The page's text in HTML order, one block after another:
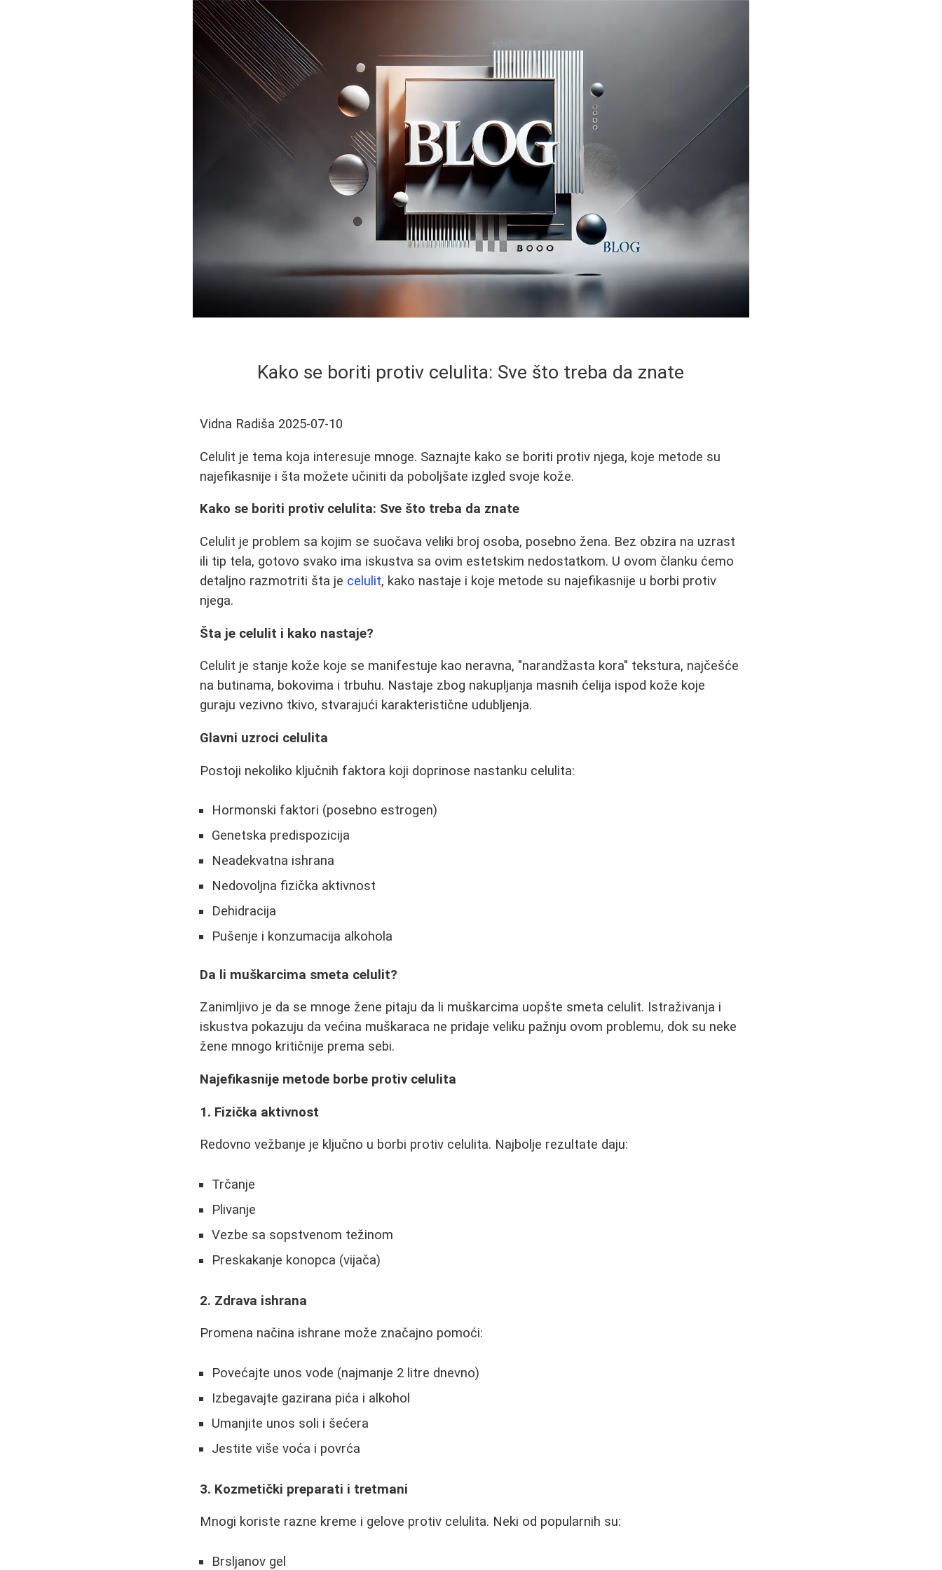
Kako se boriti protiv celulita: Sve što treba da znate
Vidna Radiša 2025-07-10
Celulit je tema koja interesuje mnoge. Saznajte kako se boriti protiv njega, koje metode su
najefikasnije i šta možete učiniti da poboljšate izgled svoje kože.
Kako se boriti protiv celulita: Sve što treba da znate
Celulit je problem sa kojim se suočava veliki broj osoba, posebno žena. Bez obzira na uzrast
ili tip tela, gotovo svako ima iskustva sa ovim estetskim nedostatkom. U ovom članku ćemo
detaljno razmotriti šta je celulit, kako nastaje i koje metode su najefikasnije u borbi protiv
njega.
Šta je celulit i kako nastaje?
Celulit je stanje kože koje se manifestuje kao neravna, "narandžasta kora" tekstura, najčešće
na butinama, bokovima i trbuhu. Nastaje zbog nakupljanja masnih ćelija ispod kože koje
guraju vezivno tkivo, stvarajući karakteristične udubljenja.
Glavni uzroci celulita
Postoji nekoliko ključnih faktora koji doprinose nastanku celulita:
Hormonski faktori (posebno estrogen)
Genetska predispozicija
Neadekvatna ishrana
Nedovoljna fizička aktivnost
Dehidracija
Pušenje i konzumacija alkohola
Da li muškarcima smeta celulit?
Zanimljivo je da se mnoge žene pitaju da li muškarcima uopšte smeta celulit. Istraživanja i
iskustva pokazuju da većina muškaraca ne pridaje veliku pažnju ovom problemu, dok su neke
žene mnogo kritičnije prema sebi.
Najefikasnije metode borbe protiv celulita
1. Fizička aktivnost
Redovno vežbanje je ključno u borbi protiv celulita. Najbolje rezultate daju:
Trčanje
Plivanje
Vezbe sa sopstvenom težinom
Preskakanje konopca (vijača)
2. Zdrava ishrana
Promena načina ishrane može značajno pomoći:
Povećajte unos vode (najmanje 2 litre dnevno)
Izbegavajte gazirana pića i alkohol
Umanjite unos soli i šećera
Jestite više voća i povrća
3. Kozmetički preparati i tretmani
Mnogi koriste razne kreme i gelove protiv celulita. Neki od popularnih su:
Brsljanov gel